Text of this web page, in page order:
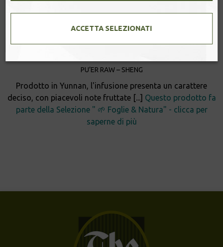
PU’ER RAW – SHENG
Prodotto in Yunnan, l'infusione presenta un carattere
deciso, con piacevoli note fruttate [...] Questo prodotto fa
parte della Selezione " 🌱 Foglie & Natura" - clicca per
saperne di più
ACCETTA SELEZIONATI